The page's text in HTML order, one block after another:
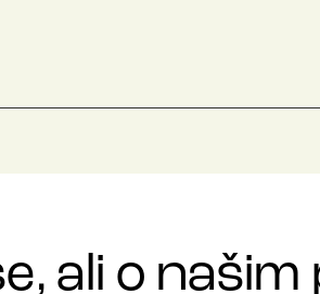
ali o